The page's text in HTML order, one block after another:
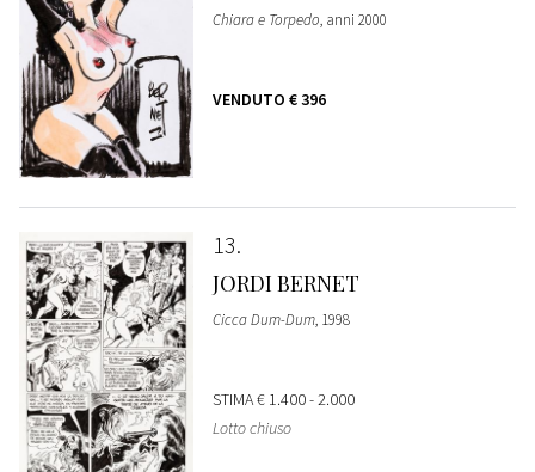
Chiara e Torpedo, anni 2000
VENDUTO € 396
13
JORDI BERNET
Cicca Dum-Dum, 1998
STIMA€ 1.400 - 2.000
Lotto chiuso